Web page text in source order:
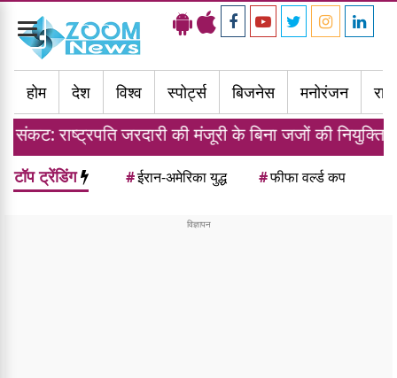
Toggle
navigation
होम
देश विश्व स्पोर्ट्स बिजनेस मनोरंजन
की मंजूरी के बिना जजों की नियुक्ति की तैयारी
टॉप ट्रेंडिंग #ईरान-अमेरिका युद्ध #फीफा वर्ल्ड कप